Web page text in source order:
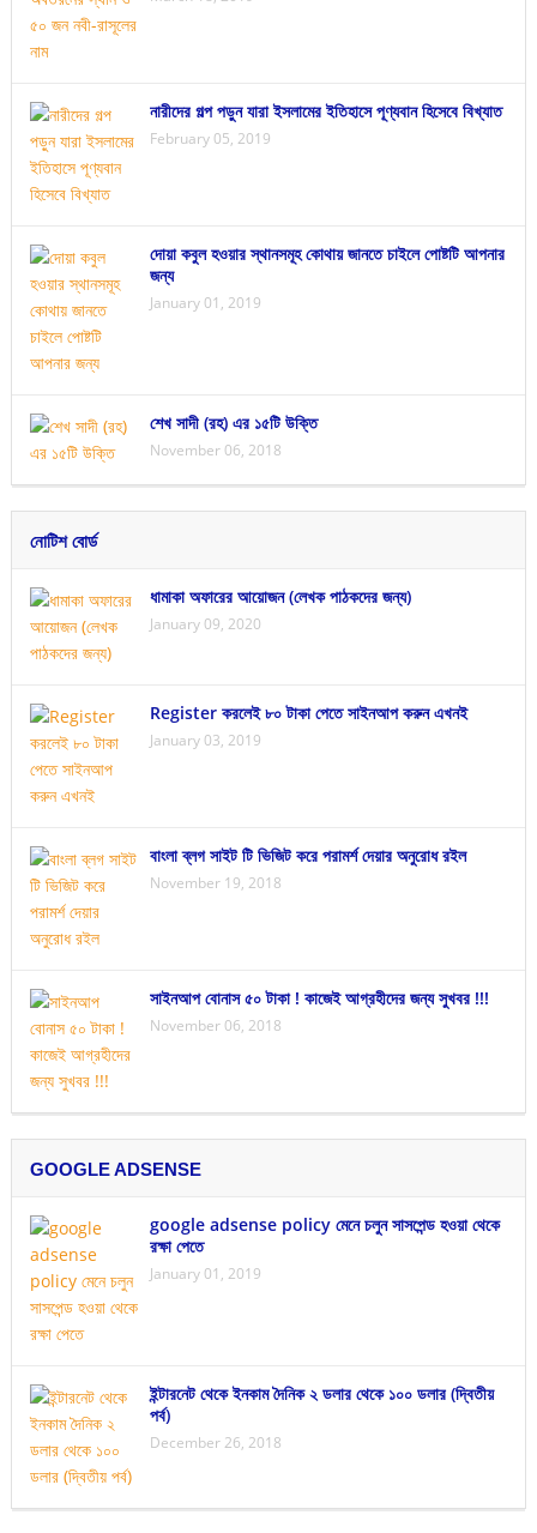
নারীদের গল্প পড়ুন যারা ইসলামের ইতিহাসে পূণ্যবান হিসেবে বিখ্যাত
February 05, 2019
দোয়া কবুল হওয়ার স্থানসমূহ কোথায় জানতে চাইলে পোষ্টটি আপনার
জন্য
January 01, 2019
শেখ সাদী (রহ) এর ১৫টি উক্তি
November 06, 2018
নোটিশ বোর্ড
ধামাকা অফারের আয়োজন (লেখক পাঠকদের জন্য)
January 09, 2020
Register করলেই ৮০ টাকা পেতে সাইনআপ করুন এখনই
January 03, 2019
বাংলা ব্লগ সাইট টি ভিজিট করে পরামর্শ দেয়ার অনুরোধ রইল
November 19, 2018
সাইনআপ বোনাস ৫০ টাকা ! কাজেই আগ্রহীদের জন্য সুখবর !!!
November 06, 2018
GOOGLE ADSENSE
google adsense policy মেনে চলুন সাসপেন্ড হওয়া থেকে
রক্ষা পেতে
January 01, 2019
ইন্টারনেট থেকে ইনকাম দৈনিক ২ ডলার থেকে ১০০ ডলার (দ্বিতীয়
পর্ব)
December 26, 2018